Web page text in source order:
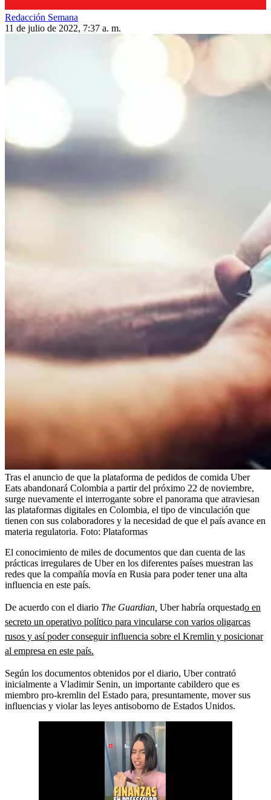
Redacción Semana
11 de julio de 2022, 7:37 a. m.
Tras el anuncio de que la plataforma de pedidos de comida Uber
Eats abandonará Colombia a partir del próximo 22 de noviembre,
surge nuevamente el interrogante sobre el panorama que atraviesan
las plataformas digitales en Colombia, el tipo de vinculación que
tienen con sus colaboradores y la necesidad de que el país avance en
materia regulatoria. Foto: Plataformas
El conocimiento de miles de documentos que dan cuenta de las
prácticas irregulares de Uber en los diferentes países muestran las
redes que la compañía movía en Rusia para poder tener una alta
influencia en este país.
De acuerdo con el diario The Guardian, Uber habría orquestado en
secreto un operativo político para vincularse con varios oligarcas
rusos y así poder conseguir influencia sobre el Kremlin y posicionar
al empresa en este país.
Según los documentos obtenidos por el diario, Uber contrató
inicialmente a Vladimir Senin, un importante cabildero que es
miembro pro-kremlin del Estado para, presuntamente, mover sus
influencias y violar las leyes antisoborno de Estados Unidos.